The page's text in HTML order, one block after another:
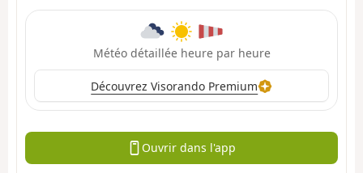
Météo détaillée heure par heure
Découvrez Visorando Premium
Ouvrir dans l'app